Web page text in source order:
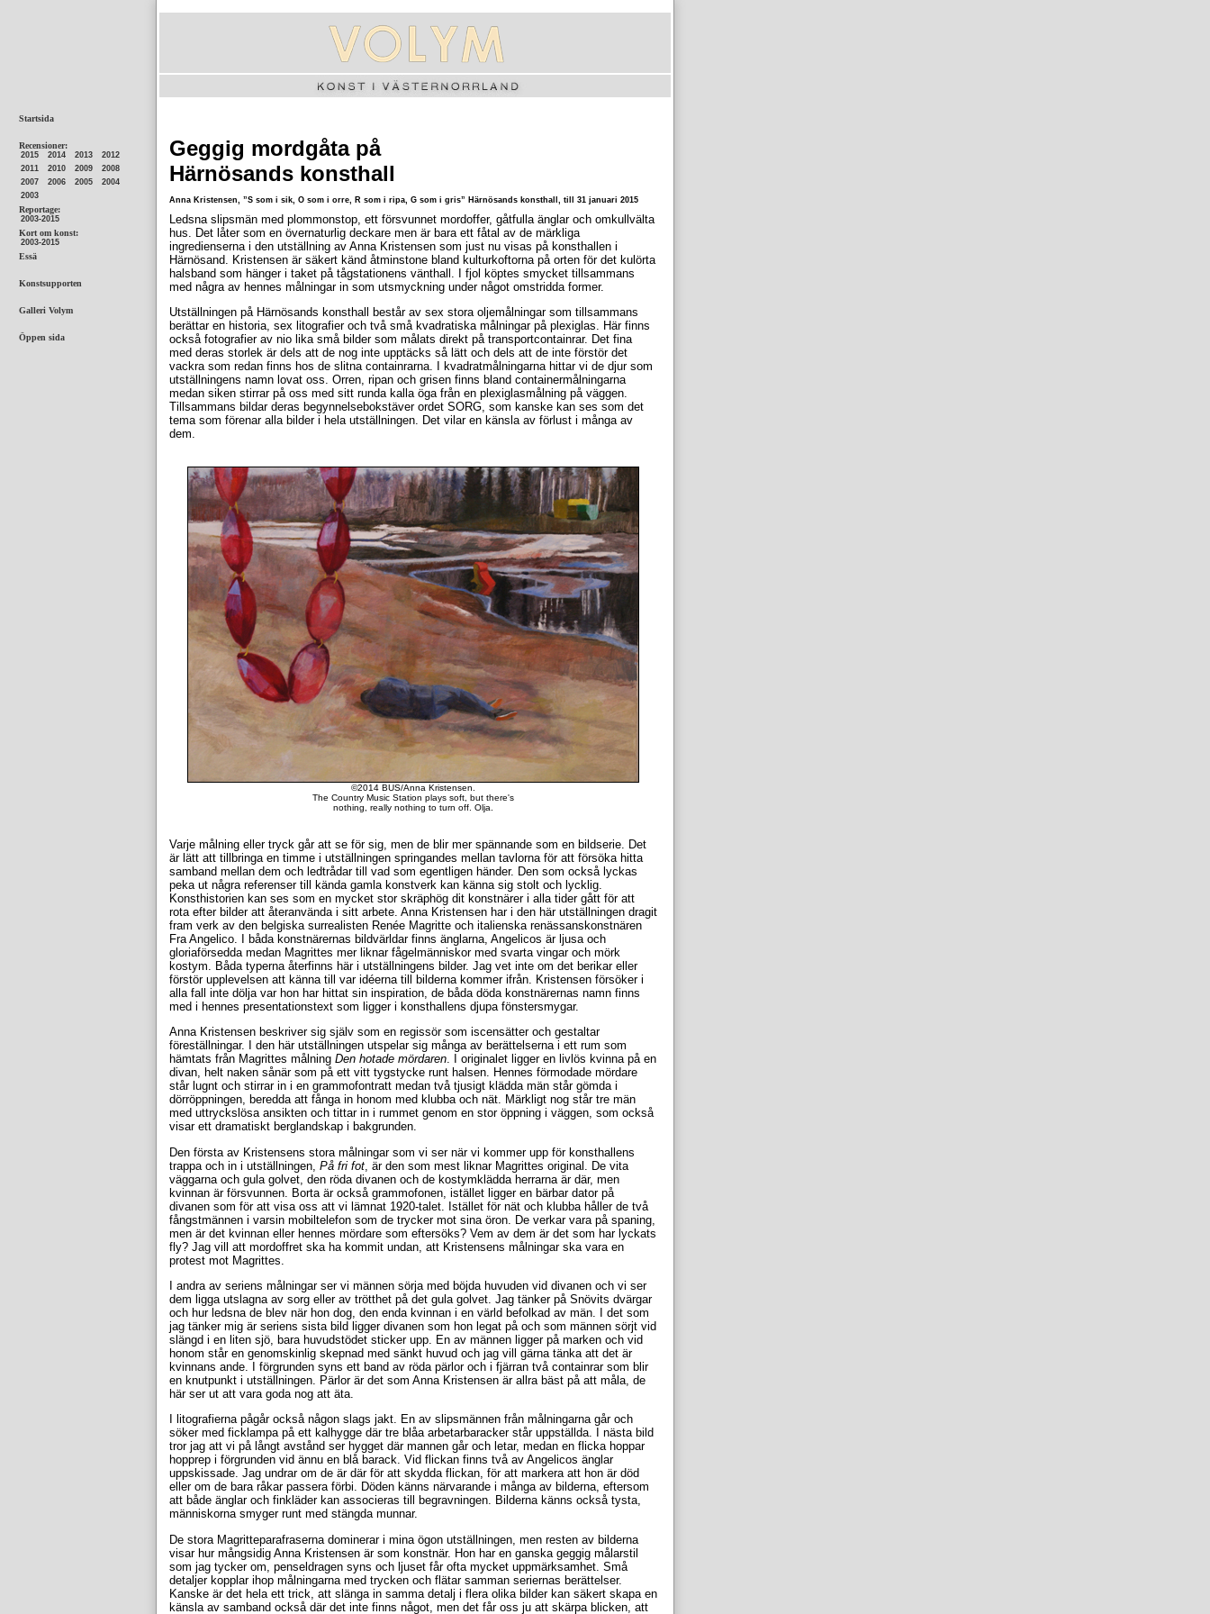
Geggig mordgåta på
Härnösands konsthall
Anna Kristensen, ”S som i sik, O som i orre, R som i ripa, G som i gris” Härnösands konsthall, till 31 januari 2015
Ledsna slipsmän med plommonstop, ett försvunnet mordoffer, gåtfulla änglar och omkullvälta
hus. Det låter som en övernaturlig deckare men är bara ett fåtal av de märkliga
ingredienserna i den utställning av Anna Kristensen som just nu visas på konsthallen i
Härnösand. Kristensen är säkert känd åtminstone bland kulturkoftorna på orten för det kulörta
halsband som hänger i taket på tågstationens vänthall. I fjol köptes smycket tillsammans
med några av hennes målningar in som utsmyckning under något omstridda former.
Utställningen på Härnösands konsthall består av sex stora oljemålningar som tillsammans
berättar en historia, sex litografier och två små kvadratiska målningar på plexiglas. Här finns
också fotografier av nio lika små bilder som målats direkt på transportcontainrar. Det fina
med deras storlek är dels att de nog inte upptäcks så lätt och dels att de inte förstör det
vackra som redan finns hos de slitna containrarna. I kvadratmålningarna hittar vi de djur som
utställningens namn lovat oss. Orren, ripan och grisen finns bland containermålningarna
medan siken stirrar på oss med sitt runda kalla öga från en plexiglasmålning på väggen.
Tillsammans bildar deras begynnelsebokstäver ordet SORG, som kanske kan ses som det
tema som förenar alla bilder i hela utställningen. Det vilar en känsla av förlust i många av
dem.
©2014 BUS/Anna Kristensen.
The Country Music Station plays soft, but there's
nothing, really nothing to turn off. Olja.
Varje målning eller tryck går att se för sig, men de blir mer spännande som en bildserie. Det
är lätt att tillbringa en timme i utställningen springandes mellan tavlorna för att försöka hitta
samband mellan dem och ledtrådar till vad som egentligen händer. Den som också lyckas
peka ut några referenser till kända gamla konstverk kan känna sig stolt och lycklig.
Konsthistorien kan ses som en mycket stor skräphög dit konstnärer i alla tider gått för att
rota efter bilder att återanvända i sitt arbete. Anna Kristensen har i den här utställningen dragit
fram verk av den belgiska surrealisten Renée Magritte och italienska renässanskonstnären
Fra Angelico. I båda konstnärernas bildvärldar finns änglarna, Angelicos är ljusa och
gloriaförsedda medan Magrittes mer liknar fågelmänniskor med svarta vingar och mörk
kostym. Båda typerna återfinns här i utställningens bilder. Jag vet inte om det berikar eller
förstör upplevelsen att känna till var idéerna till bilderna kommer ifrån. Kristensen försöker i
alla fall inte dölja var hon har hittat sin inspiration, de båda döda konstnärernas namn finns
med i hennes presentationstext som ligger i konsthallens djupa fönstersmygar.
Anna Kristensen beskriver sig själv som en regissör som iscensätter och gestaltar
föreställningar. I den här utställningen utspelar sig många av berättelserna i ett rum som
hämtats från Magrittes målning Den hotade mördaren. I originalet ligger en livlös kvinna på en
divan, helt naken sånär som på ett vitt tygstycke runt halsen. Hennes förmodade mördare
står lugnt och stirrar in i en grammofontratt medan två tjusigt klädda män står gömda i
dörröppningen, beredda att fånga in honom med klubba och nät. Märkligt nog står tre män
med uttryckslösa ansikten och tittar in i rummet genom en stor öppning i väggen, som också
visar ett dramatiskt berglandskap i bakgrunden.
Den första av Kristensens stora målningar som vi ser när vi kommer upp för konsthallens
trappa och in i utställningen, På fri fot , är den som mest liknar Magrittes original. De vita
väggarna och gula golvet, den röda divanen och de kostymklädda herrarna är där, men
kvinnan är försvunnen. Borta är också grammofonen, istället ligger en bärbar dator på
divanen som för att visa oss att vi lämnat 1920-talet. Istället för nät och klubba håller de två
fångstmännen i varsin mobiltelefon som de trycker mot sina öron. De verkar vara på spaning,
men är det kvinnan eller hennes mördare som eftersöks? Vem av dem är det som har lyckats
fly? Jag vill att mordoffret ska ha kommit undan, att Kristensens målningar ska vara en
protest mot Magrittes.
I andra av seriens målningar ser vi männen sörja med böjda huvuden vid divanen och vi ser
dem ligga utslagna av sorg eller av trötthet på det gula golvet. Jag tänker på Snövits dvärgar
och hur ledsna de blev när hon dog, den enda kvinnan i en värld befolkad av män. I det som
jag tänker mig är seriens sista bild ligger divanen som hon legat på och som männen sörjt vid
slängd i en liten sjö, bara huvudstödet sticker upp. En av männen ligger på marken och vid
honom står en genomskinlig skepnad med sänkt huvud och jag vill gärna tänka att det är
kvinnans ande. I förgrunden syns ett band av röda pärlor och i fjärran två containrar som blir
en knutpunkt i utställningen. Pärlor är det som Anna Kristensen är allra bäst på att måla, de
här ser ut att vara goda nog att äta.
I litografierna pågår också någon slags jakt. En av slipsmännen från målningarna går och
söker med ficklampa på ett kalhygge där tre blåa arbetarbaracker står uppställda. I nästa bild
tror jag att vi på långt avstånd ser hygget där mannen går och letar, medan en flicka hoppar
hopprep i förgrunden vid ännu en blå barack. Vid flickan finns två av Angelicos änglar
uppskissade. Jag undrar om de är där för att skydda flickan, för att markera att hon är död
eller om de bara råkar passera förbi. Döden känns närvarande i många av bilderna, eftersom
att både änglar och finkläder kan associeras till begravningen. Bilderna känns också tysta,
människorna smyger runt med stängda munnar.
De stora Magritteparafraserna dominerar i mina ögon utställningen, men resten av bilderna
visar hur mångsidig Anna Kristensen är som konstnär. Hon har en ganska geggig målarstil
som jag tycker om, penseldragen syns och ljuset får ofta mycket uppmärksamhet. Små
detaljer kopplar ihop målningarna med trycken och flätar samman seriernas berättelser.
Kanske är det hela ett trick, att slänga in samma detalj i flera olika bilder kan säkert skapa en
känsla av samband också där det inte finns något, men det får oss ju att skärpa blicken, att